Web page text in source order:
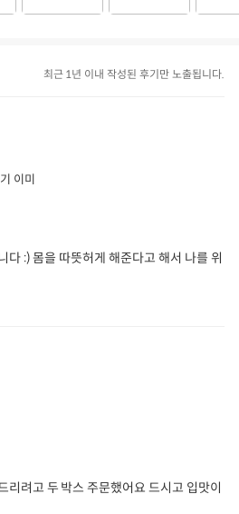
사광선을 피해 서늘한 곳에 보관
최근 1년 이내 작성된 후기만 노출됩니다.
서 나를 위
리려고 두 박스 주문했어요 드시고 입맛이